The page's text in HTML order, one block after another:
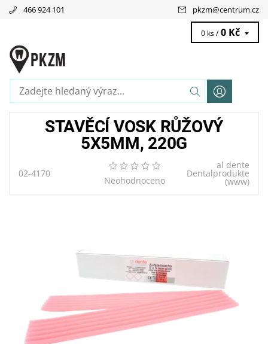
466 924 101 pkzm@centrum.cz
0 ks / 0 Kč
STAVĚCÍ VOSK RŮŽOVÝ
5X5MM, 220G
02-4170
Neohodnoceno
al dente
Dentalprodukte
(www)